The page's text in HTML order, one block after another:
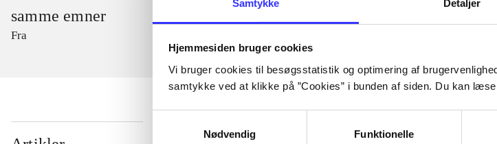
Samtykke Detaljer
Hjemmesiden bruger cookies
Vi bruger cookies til besøgsstatistik og optimering af
samtykke ved at klikke på ”Cookies” i bunden af siden. Du kan
Nødvendig
Funktionelle
samme emner
Fra
...